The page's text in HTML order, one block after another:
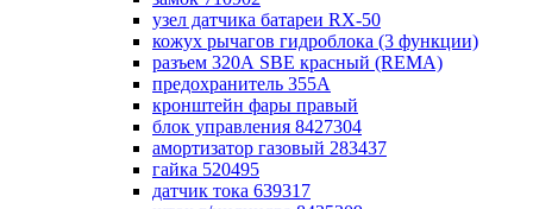
узел датчика батареи RX-50
кожух рычагов гидроблока (3 функции)
разъем 320А SBE красный (REMA)
предохранитель 355А
кронштейн фары правый
блок управления 8427304
амортизатор газовый 283437
гайка 520495
датчик тока 639317